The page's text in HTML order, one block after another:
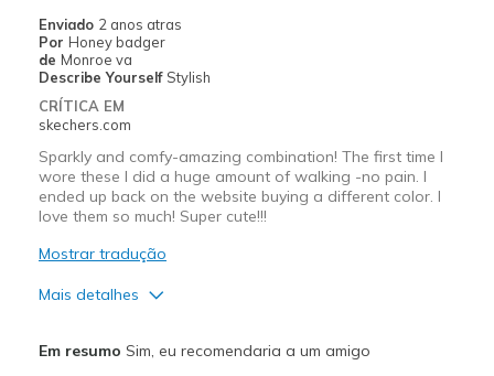
Going Out
Travel
Sizing
Feels half size too small
View On Shoes
I'm Really Into Shoes
Enviado 2 anos atras
Por Honey badger
de Monroe va
Describe Yourself Stylish
CRÍTICA EM
skechers.com
Sparkly and comfy-amazing combination! The first time I
wore these I did a huge amount of walking -no pain. I
ended up back on the website buying a different color. I
love them so much! Super cute!!!
Mostrar tradução
Mais detalhes
Em resumo Sim, eu recomendaria a um amigo